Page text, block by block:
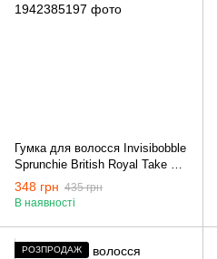
Гумка для волосся Invisibobble
Sprunchie British Royal Take A
Bow
348 грн 435 грн
В наявності
РОЗПРОДАЖ